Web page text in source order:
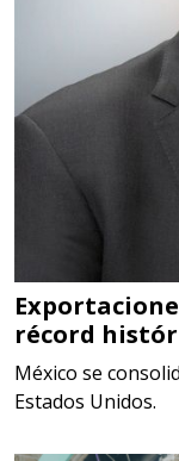
Aplicar
SCRAP
Somos
DE
FISCAL
Aplicar
récord
México se
Estados Unidos.